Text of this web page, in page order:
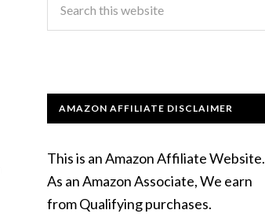
AMAZON AFFILIATE DISCLAIMER
This is an Amazon Affiliate Website.
As an Amazon Associate, We earn
from Qualifying purchases.